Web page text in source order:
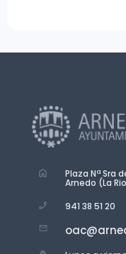
Plaza Nª Sra
Arnedo (La
941 38 51 20